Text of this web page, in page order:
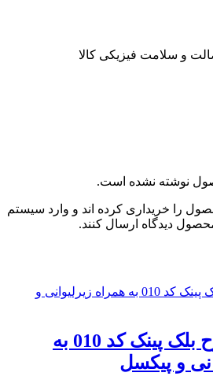
و سلامت فیزیکی کالا
نوشته نشده است.
را خریداری کرده اند و وارد سیستم
محصول دیدگاه ارسال کنند.
ست ماگ طرح بلک پینک کد 010 به
و پیکسل